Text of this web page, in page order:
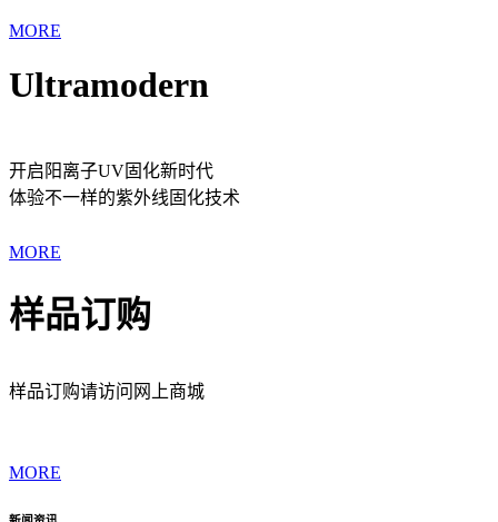
MORE
Ultramodern
开启阳离子UV固化新时代
体验不一样的紫外线固化技术
MORE
样品订购
样品订购请访问网上商城
MORE